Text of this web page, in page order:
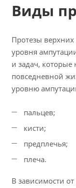
Виды
Протезы верхних
уровня
и задач,
повседневной
уровню
пальцев;
кисти;
предплечья;
плеча.
В зависимости